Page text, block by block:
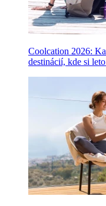
Coolcation 2026:
destinácií, kde si